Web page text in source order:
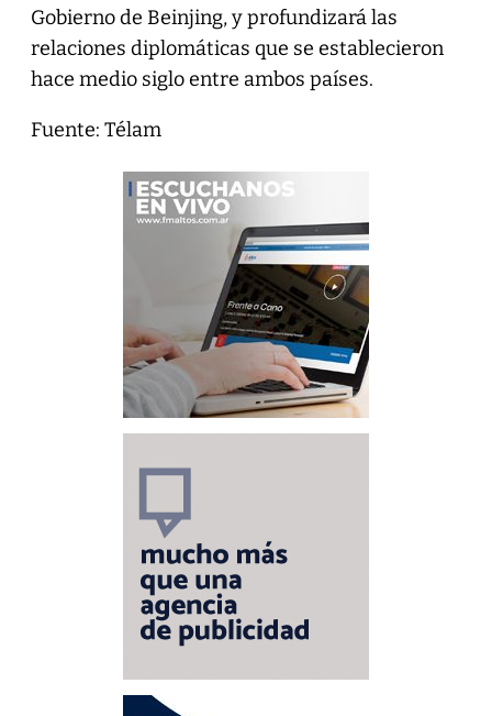
Gobierno de Beinjing, y profundizará las
relaciones diplomáticas que se establecieron
hace medio siglo entre ambos países.
Fuente: Télam